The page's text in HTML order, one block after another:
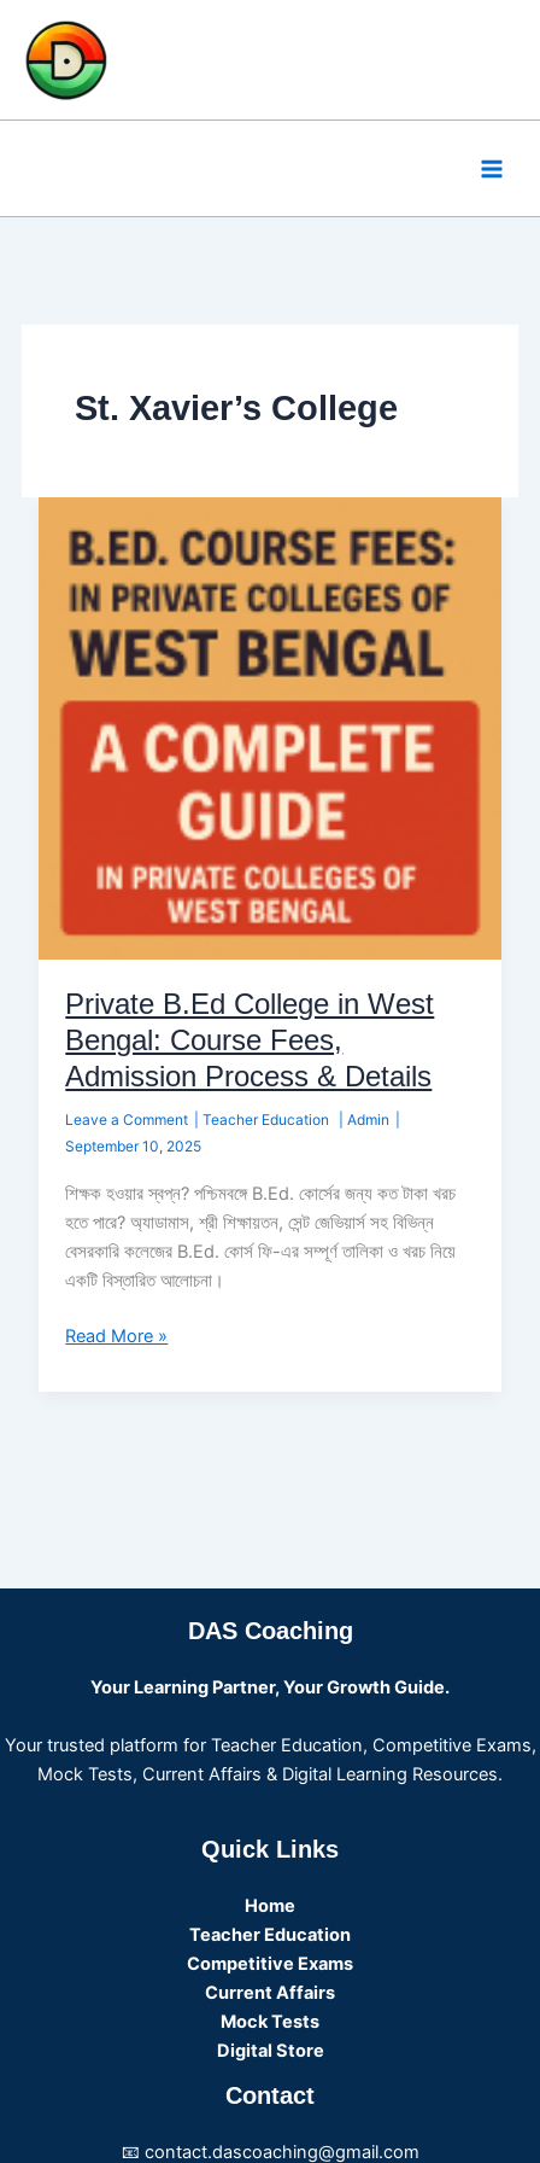
content
St. Xavier’s College
Private B.Ed College in West
Bengal: Course Fees,
Admission Process & Details
Leave a Comment |Teacher Education |Admin
September 10, 2025
শিক্ষক হওয়ার স্বপ্ন? পশ্চিমবঙ্গে B.Ed. কোর্সের জন্য কত টাকা খরচ
হতে পারে? অ্যাডামাস, শ্রী শিক্ষায়তন, সেন্ট জেভিয়ার্স সহ বিভিন্ন
বেসরকারি কলেজের B.Ed. কোর্স ফি-এর সম্পূর্ণ তালিকা ও খরচ নিয়ে
একটি বিস্তারিত আলোচনা।
B.Ed
College
West
Bengal:
Course
Admission
Process
Read More »
DAS Coaching
Your Learning Partner, Your Growth Guide.
Your trusted platform for Teacher Education, Competitive Exams,
Mock Tests, Current Affairs & Digital Learning Resources.
Quick Links
Home
Teacher Education
Competitive Exams
Current Affairs
Mock Tests
Digital Store
Contact
📧 contact.dascoaching@gmail.com